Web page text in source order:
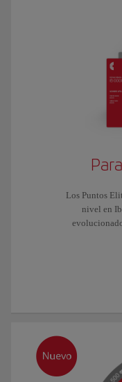
Los Puntos
nivel en